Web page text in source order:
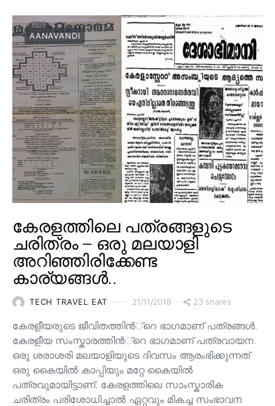
AANAVANDI
കേരളത്തിലെ പത്രങ്ങളുടെ
ചരിത്രം – ഒരു മലയാളി
അറിഞ്ഞിരിക്കേണ്ട
കാര്യങ്ങൾ..
TECH TRAVEL EAT 21/11/2018 23 shares
കേരളീയരുടെ ജീവിതത്തിന്‍്റെ ഭാഗമാണ് പത്രങ്ങള്‍.
കേരളീയ സംസ്കാരത്തിന്‍്റെ ഭാഗമാണ് പത്രവായന.
ഒരു ശരാശരി മലയാളിയുടെ ദിവസം ആരംഭിക്കുന്നത്
ഒരു കൈയില്‍ കാപ്പിയും മറ്റേ കൈയില്‍
പത്രവുമായിട്ടാണ്. കേരളത്തിലെ സാംസ്കാരിക
ചരിത്രം പരിശോധിച്ചാല്‍ ഏറ്റവും മികച്ച സംഭാവന